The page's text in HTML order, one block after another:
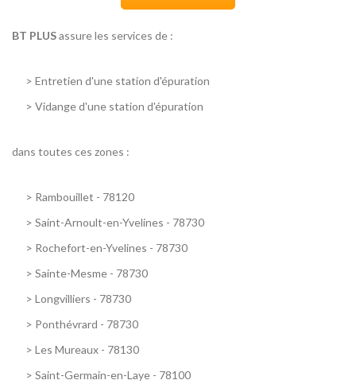
BT PLUSassure les services de :
> Entretien d'une station d'épuration
> Vidange d'une station d'épuration
dans toutes ces zones :
> Rambouillet - 78120
> Saint-Arnoult-en-Yvelines - 78730
> Rochefort-en-Yvelines - 78730
> Sainte-Mesme - 78730
> Longvilliers - 78730
> Ponthévrard - 78730
> Les Mureaux - 78130
> Saint-Germain-en-Laye - 78100